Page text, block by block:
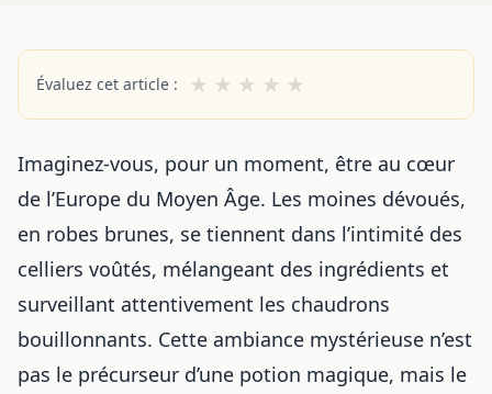
Évaluez cet article : ★ ★ ★ ★ ★
Imaginez-vous, pour un moment, être au cœur
de l’Europe du Moyen Âge. Les moines dévoués,
en robes brunes, se tiennent dans l’intimité des
celliers voûtés, mélangeant des ingrédients et
surveillant attentivement les chaudrons
bouillonnants. Cette ambiance mystérieuse n’est
pas le précurseur d’une potion magique, mais le